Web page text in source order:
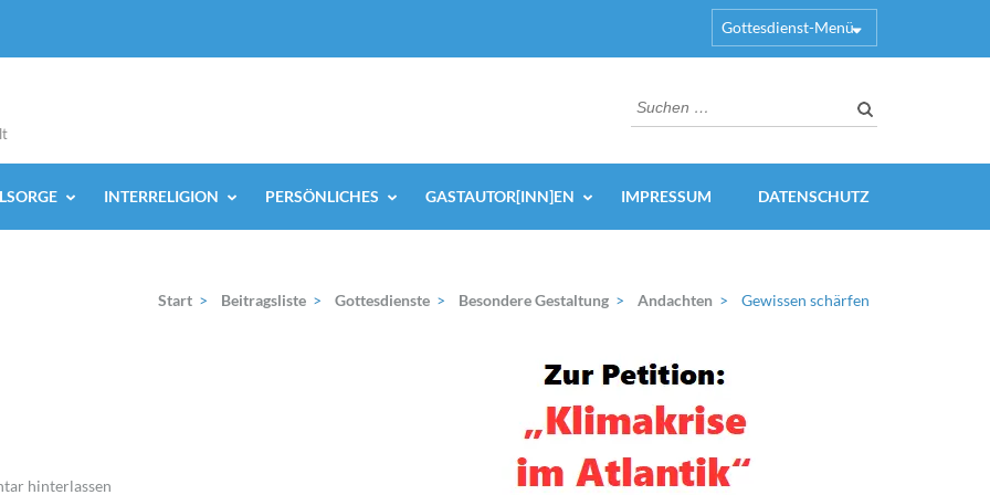
Gottesdienst-Menü
Suchen
nach:
INTERRELIGION PERSÖNLICHES GASTAUTOR[INN]EN IMPRESSUM DATENSCHUTZ
Start > Beitragsliste > Gottesdienste > Besondere Gestaltung > Andachten > Gewissen schärfen
hinterlassen